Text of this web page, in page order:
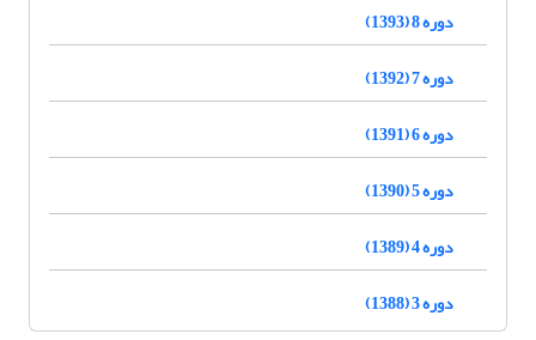
دوره 8 (1393)
دوره 7 (1392)
دوره 6 (1391)
دوره 5 (1390)
دوره 4 (1389)
دوره 3 (1388)